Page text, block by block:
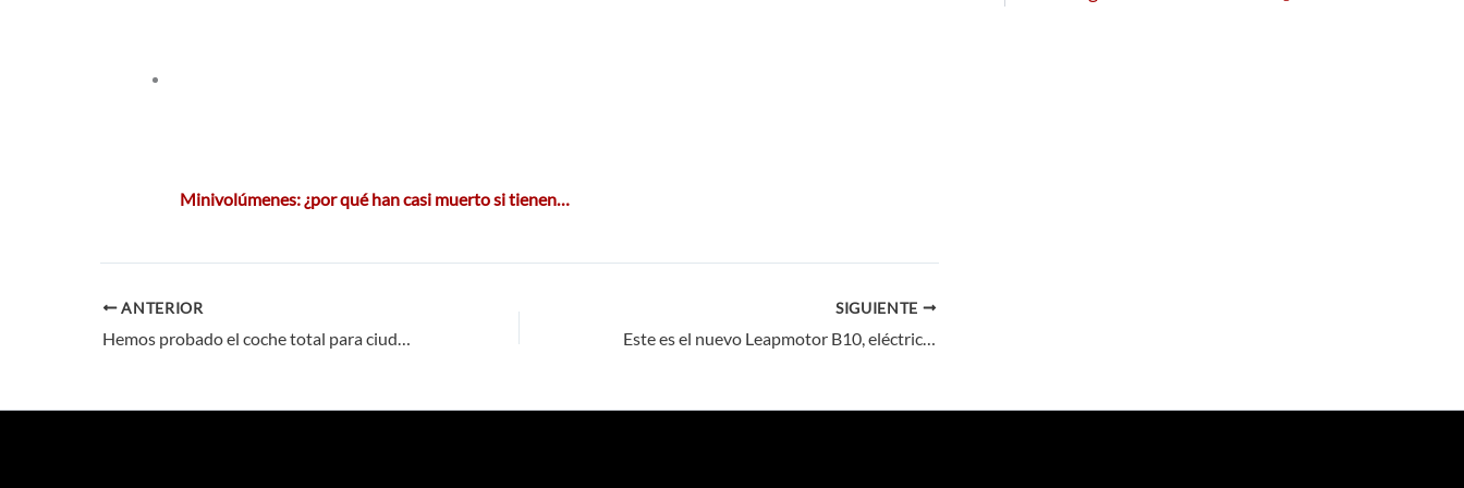
Minivolúmenes: ¿por qué han casi muerto si tienen…
ANTERIOR
Hemos probado el coche total para ciudad: Toyota Yaris Híbrido
SIGUIENTE
Este es el nuevo Leapmotor B10, eléctrico y por menos de 30.000 euros